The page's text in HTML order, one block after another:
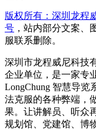
版权所有：深圳龙程
号 ，站内部分文案、
服联系删除。
深圳市龙程威尼科技
企业单位，是一家专
LongChung 智慧导
法克服的各种弊端，
果。让讲解员、听众
规划馆、党建馆、博